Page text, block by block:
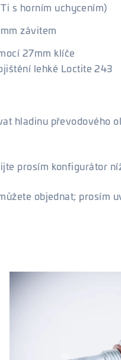
s horním uchycením)
závitem
27mm klíče
lehké Loctite 243
hladinu převodového
prosím konfigurátor
objednat; prosím